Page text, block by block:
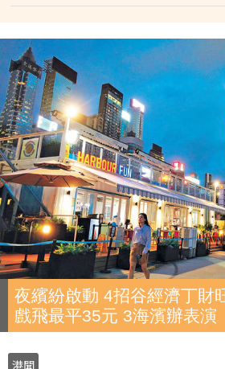
夜繽紛啟動 4招谷經濟丁財
戲飛最平35元 3海濱辦表演
港聞